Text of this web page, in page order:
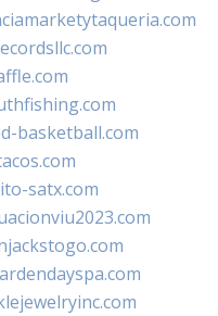
basketball.com
satx.com